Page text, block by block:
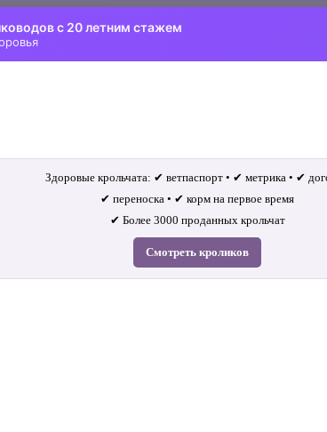
с 20 летним стажем
Здоровые крольчата: ✔ ветпаспорт • ✔ метрика • ✔
✔ переноска • ✔ корм на первое время
✔ Более 3000 проданных крольчат
Смотреть кроликов